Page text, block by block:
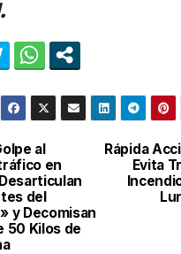
Rápida
Evita
al
en
del
y Decomisan
50 Kilos de